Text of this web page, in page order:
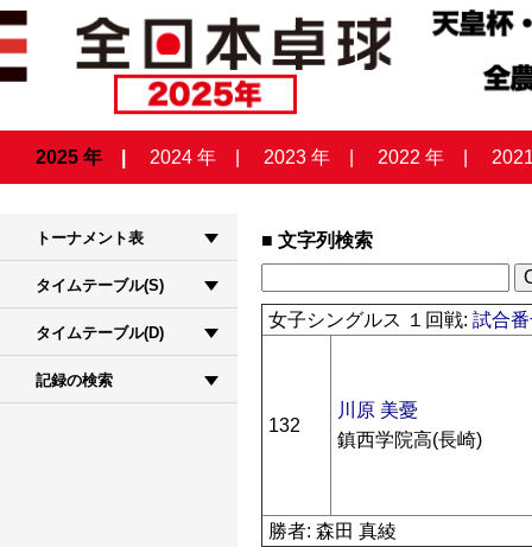
2025 年 2024 年 2023 年 2022 年
トーナメント表
タイムテーブル(S)
タイムテーブル(D)
記録の検索
文字列検索
女子シングルス １回戦:試合
132
川原 美憂
鎮西学院高(長崎)
勝者: 森田 真綾